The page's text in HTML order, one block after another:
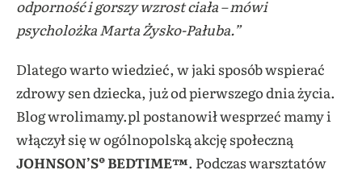
odporność i gorszy wzrost ciała – mówi
psycholożka Marta Żysko-Pałuba.”
Dlatego warto wiedzieć, w jaki sposób wspierać
zdrowy sen dziecka, już od pierwszego dnia życia.
Blog wrolimamy.pl postanowił wesprzeć mamy i
włączył się w ogólnopolską akcję społeczną
JOHNSON’S® BEDTIME™. Podczas warsztatów